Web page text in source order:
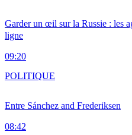
Garder un œil sur la Russie : les
ligne
09:20
Entre Sánchez and Frederiksen
08:42
POLITIQUE